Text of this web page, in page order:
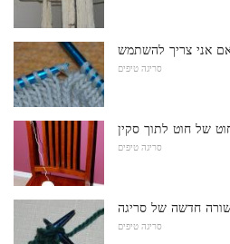
סריגה טיפים
של חוט לתוך סקין
סריגה טיפים
חדשה של סריגה
סריגה טיפים